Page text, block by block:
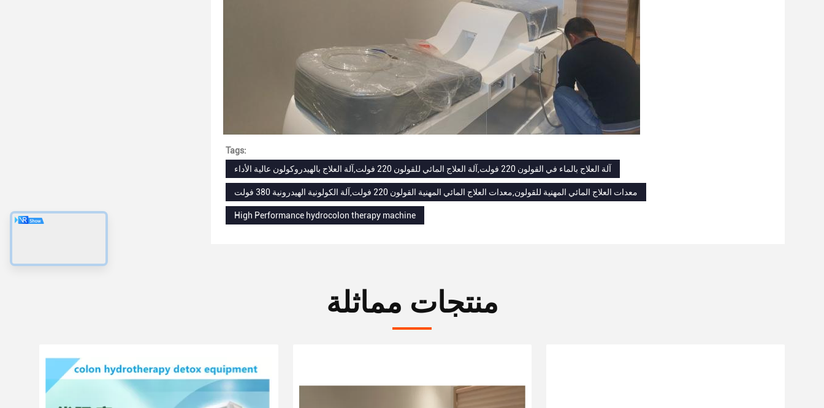
Tags:
آلة العلاج بالماء في القولون 220 فولت,آلة العلاج المائي للقولون 220 فولت,آلة العلاج بالهيدروكولون عالية الأداء
معدات العلاج المائي المهنية للقولون,معدات العلاج المائي المهنية القولون 220 فولت,آلة الكولونية الهيدرونية 380 فولت
High Performance hydrocolon therapy machine
منتجات مماثلة